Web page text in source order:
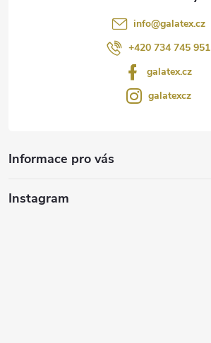
info@galatex.cz
+420 734 745 951
galatex.cz
galatexcz
Informace pro vás
Instagram